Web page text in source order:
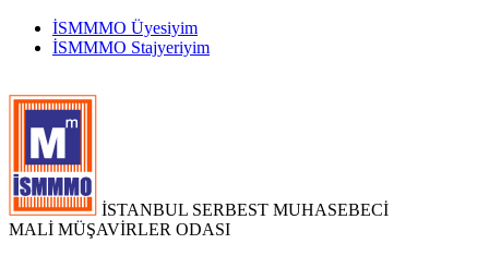
İSMMMO Üyesiyim
İSMMMO Stajyeriyim
İSTANBUL SERBEST MUHASEBECİ
MALİ MÜŞAVİRLER ODASI